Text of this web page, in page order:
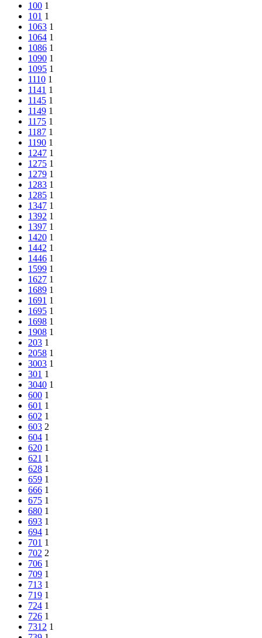
100 1
101 1
1063 1
1064 1
1086 1
1090 1
1095 1
1110 1
1141 1
1145 1
1149 1
1175 1
1187 1
1190 1
1247 1
1275 1
1279 1
1283 1
1285 1
1347 1
1392 1
1397 1
1420 1
1442 1
1446 1
1599 1
1627 1
1689 1
1691 1
1695 1
1698 1
1908 1
203 1
2058 1
3003 1
301 1
3040 1
600 1
601 1
602 1
603 2
604 1
620 1
621 1
628 1
659 1
666 1
675 1
680 1
693 1
694 1
701 1
702 2
706 1
709 1
713 1
719 1
724 1
726 1
7312 1